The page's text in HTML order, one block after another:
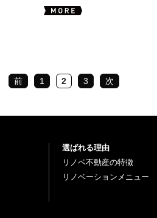
前 1 2 3 次
選ばれる理由
リノベ不動産の特徴
リノベーションメニュー